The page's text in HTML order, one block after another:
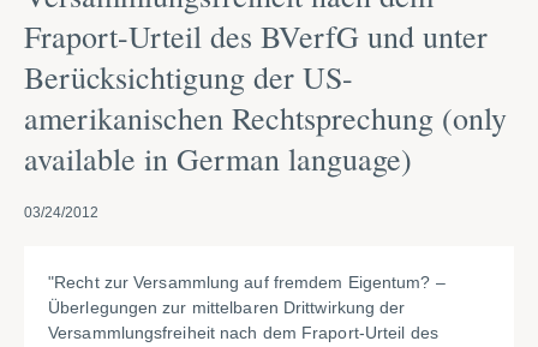
Fraport-Urteil des BVerfG und unter
Berücksichtigung der US-
amerikanischen Rechtsprechung (only
available in German language)
03/24/2012
"Recht zur Versammlung auf fremdem Eigentum? –
Überlegungen zur mittelbaren Drittwirkung der
Versammlungsfreiheit nach dem Fraport-Urteil des